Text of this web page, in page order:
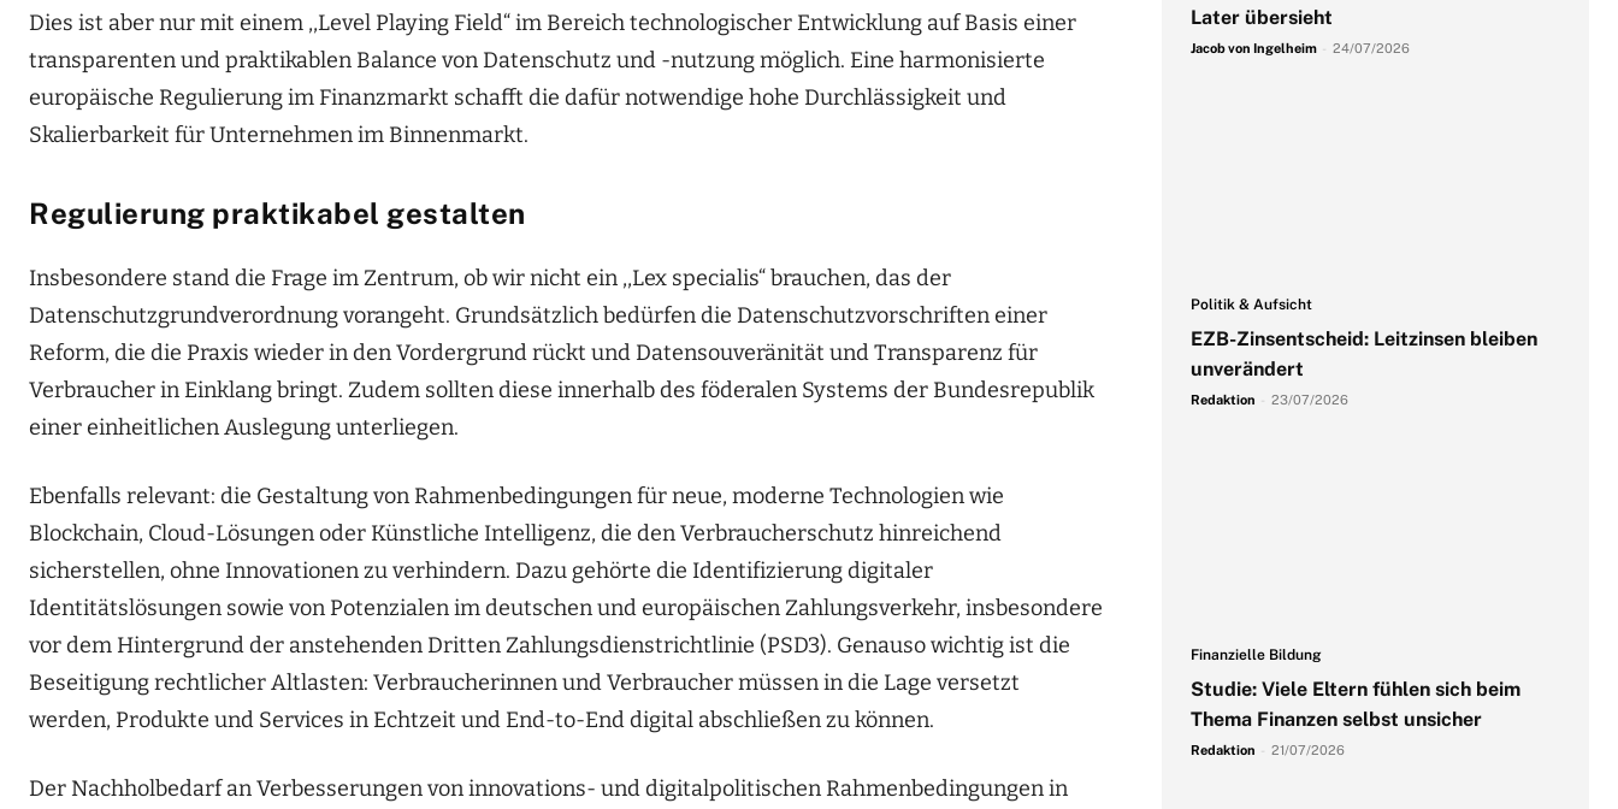
Dies ist aber nur mit einem ,,Level Playing Field“ im Bereich technologischer Entwicklung auf Basis einer
transparenten und praktikablen Balance von Datenschutz und -nutzung möglich. Eine harmonisierte
europäische Regulierung im Finanzmarkt schafft die dafür notwendige hohe Durchlässigkeit und
Skalierbarkeit für Unternehmen im Binnenmarkt.
Regulierung praktikabel gestalten
Insbesondere stand die Frage im Zentrum, ob wir nicht ein ,,Lex specialis“ brauchen, das der
Datenschutzgrundverordnung vorangeht. Grundsätzlich bedürfen die Datenschutzvorschriften einer
Reform, die die Praxis wieder in den Vordergrund rückt und Datensouveränität und Transparenz für
Verbraucher in Einklang bringt. Zudem sollten diese innerhalb des föderalen Systems der Bundesrepublik
einer einheitlichen Auslegung unterliegen.
Ebenfalls relevant: die Gestaltung von Rahmenbedingungen für neue, moderne Technologien wie
Blockchain, Cloud-Lösungen oder Künstliche Intelligenz, die den Verbraucherschutz hinreichend
sicherstellen, ohne Innovationen zu verhindern. Dazu gehörte die Identifizierung digitaler
Identitätslösungen sowie von Potenzialen im deutschen und europäischen Zahlungsverkehr, insbesondere
vor dem Hintergrund der anstehenden Dritten Zahlungsdienstrichtlinie (PSD3). Genauso wichtig ist die
Beseitigung rechtlicher Altlasten: Verbraucherinnen und Verbraucher müssen in die Lage versetzt
werden, Produkte und Services in Echtzeit und End-to-End digital abschließen zu können.
Der Nachholbedarf an Verbesserungen von innovations- und digitalpolitischen Rahmenbedingungen in
Later übersieht
Jacob von Ingelheim 24/07/2026
Politik & Aufsicht
EZB-Zinsentscheid: Leitzinsen bleiben
unverändert
Redaktion 23/07/2026
Finanzielle Bildung
Studie: Viele Eltern fühlen sich beim
Thema Finanzen selbst unsicher
Redaktion 21/07/2026